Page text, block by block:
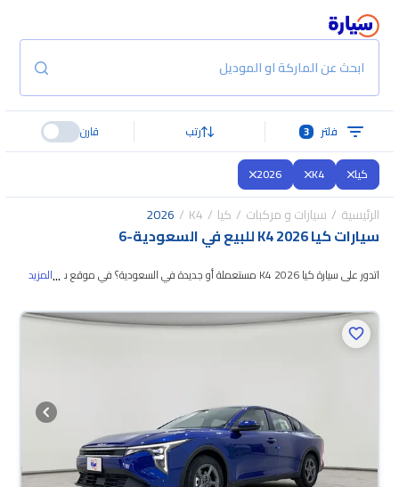
ابحث عن الماركة او الموديل
فلتر 3 رتب قارن
كيا K4
2026
الرئيسية سيارات و مركبات كيا K4
2026
سيارات كيا K4 2026 للبيع في السعودية -
6
اتدور على سيارة كيا K4 2026 مستعملة أو جديدة في السعودية؟ في موقع سيارة
K4 2026 المستعملة مضمونة ومفحوصة بأكثر من 200 نقطة وتقدر تجربها لمدة
...المزيد